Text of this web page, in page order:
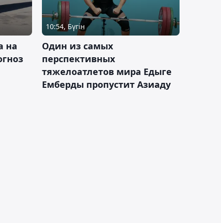
на
10:54, Бүгін
Один из самых
перспективных
тяжелоатлетов мира Едыге
Емберды пропустит Азиаду